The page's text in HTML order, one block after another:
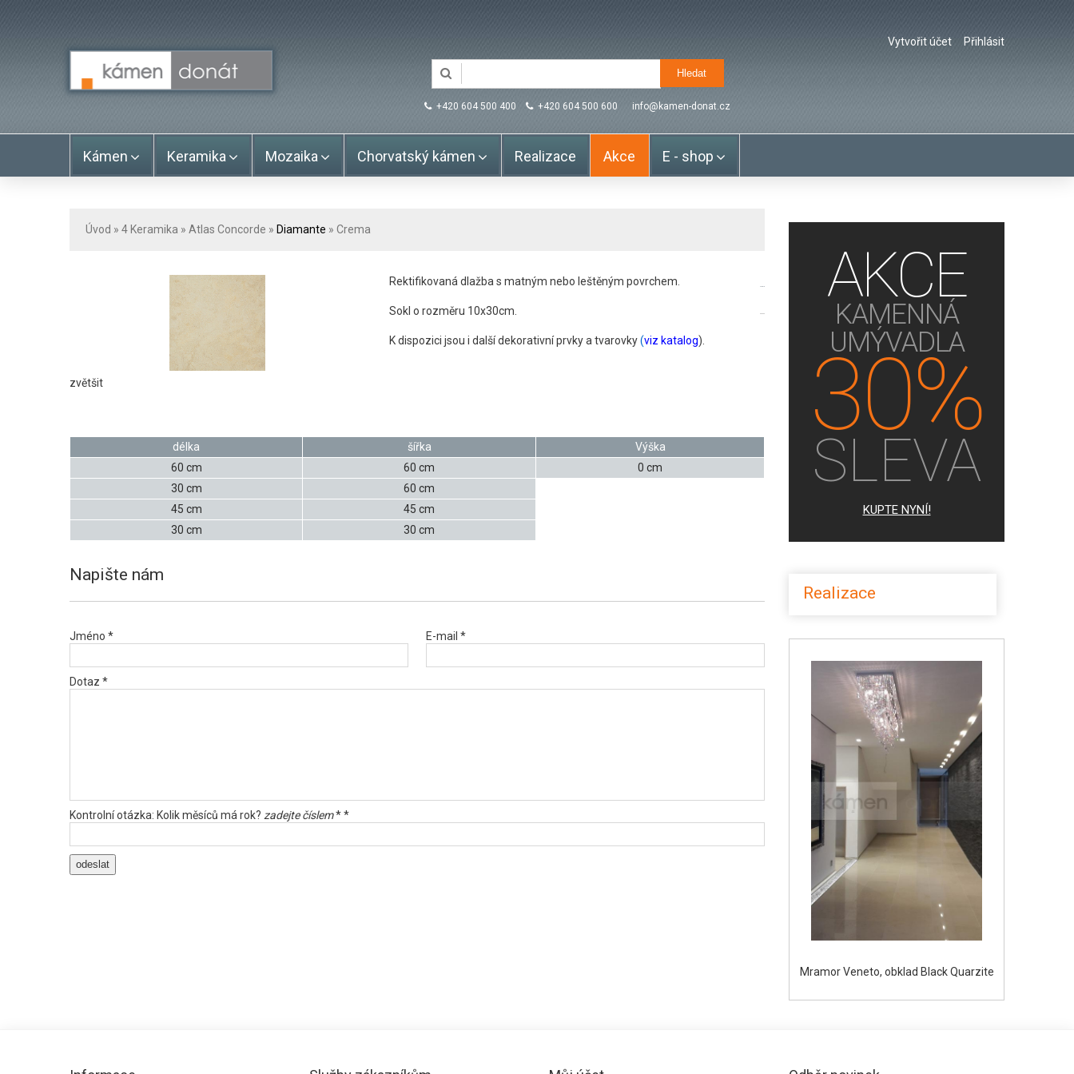
Přihlásit
Vytvořit účet
+420 604 500 400 +420 604 500 600 info@kamen-donat.cz
Kámen Keramika Mozaika Chorvatský kámen Realizace Akce E - shop
Úvod » 4 Keramika » Atlas Concorde » Diamante » Crema
zvětšit
Rektifikovaná dlažba s matným nebo leštěným povrchem.
Sokl o rozměru 10x30cm.
K dispozici jsou i další dekorativní prvky a tvarovky(viz katalog).
délka šířka
Výška
60 cm
60 cm
0 cm
30 cm
60 cm
45 cm
45 cm
30 cm
30 cm
Napište nám
Jméno * E-mail *
Dotaz *
Kontrolní otázka: Kolik měsíců má rok? zadejte číslem* *
AKCE
KAMENNÁ
UMÝVADLA
30%
SLEVA
KUPTE NYNÍ!
Realizace
Mramor Veneto, obklad Black Quarzite